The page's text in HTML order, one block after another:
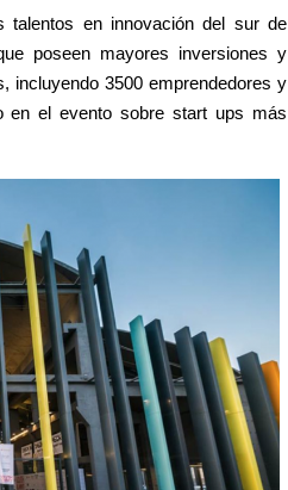
talentos en innovación del sur de
poseen mayores inversiones y
incluyendo 3500 emprendedores y
el evento sobre start ups más